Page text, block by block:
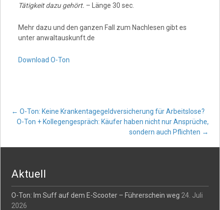
Tätigkeit dazu gehört. – Länge 30 sec.
Mehr dazu und den ganzen Fall zum Nachlesen gibt es
unter anwaltauskunft.de
Download O-Ton
Post
navigation
← O-Ton: Keine Krankentagegeldversicherung für Arbeitslose?
O-Ton + Kollegengespräch: Käufer haben nicht nur Ansprüche,
sondern auch Pflichten →
Aktuell
O-Ton: Im Suff auf dem E-Scooter – Führerschein weg 24. Juli
2026